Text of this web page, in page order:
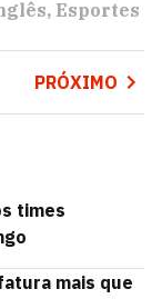
Esportes
PRÓXIMO
times
mais que